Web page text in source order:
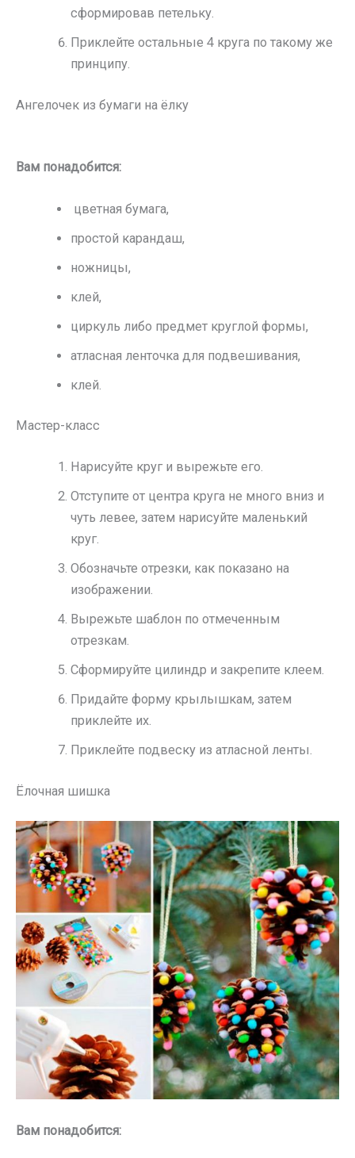
сформировав петельку.
Приклейте остальные 4 круга по такому же
принципу.
Ангелочек из бумаги на ёлку
Вам понадобится:
цветная бумага,
простой карандаш,
ножницы,
клей,
циркуль либо предмет круглой формы,
атласная ленточка для подвешивания,
клей.
Мастер-класс
Нарисуйте круг и вырежьте его.
Отступите от центра круга не много вниз и
чуть левее, затем нарисуйте маленький
круг.
Обозначьте отрезки, как показано на
изображении.
Вырежьте шаблон по отмеченным
отрезкам.
Сформируйте цилиндр и закрепите клеем.
Придайте форму крылышкам, затем
приклейте их.
Приклейте подвеску из атласной ленты.
Ёлочная шишка
Вам понадобится: